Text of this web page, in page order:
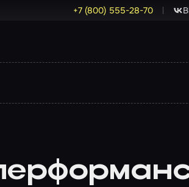
+7 (800) 555-28-70